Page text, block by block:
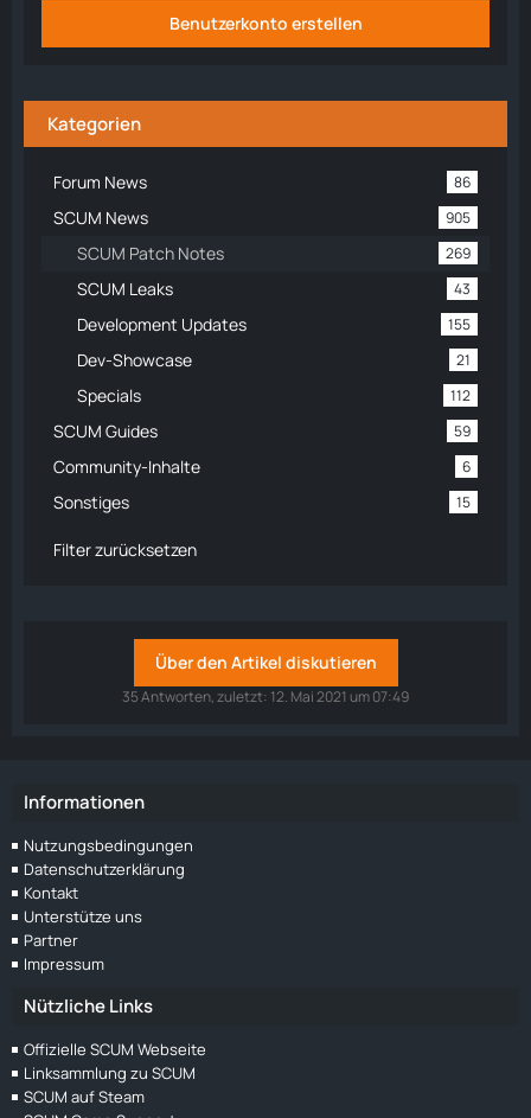
Benutzerkonto erstellen
Kategorien
Forum News 86
SCUM News 905
SCUM Patch Notes 269
SCUM Leaks 43
Development Updates 155
Dev-Showcase 21
Specials 112
SCUM Guides 59
Community-Inhalte 6
Sonstiges 15
Filter zurücksetzen
Über den Artikel diskutieren
35 Antworten, zuletzt: 12. Mai 2021 um 07:49
Informationen
Nutzungsbedingungen
Datenschutzerklärung
Kontakt
Unterstütze uns
Partner
Impressum
Nützliche Links
Offizielle SCUM Webseite
Linksammlung zu SCUM
SCUM auf Steam